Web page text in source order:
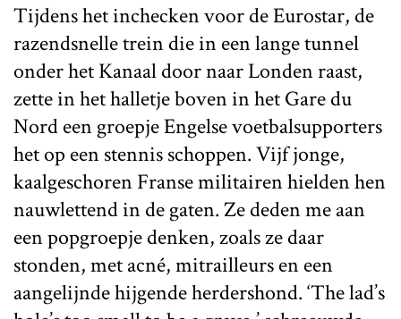
Tijdens het inchecken voor de Eurostar, de
razendsnelle trein die in een lange tunnel
onder het Kanaal door naar Londen raast,
zette in het halletje boven in het Gare du
Nord een groepje Engelse voetbalsupporters
het op een stennis schoppen. Vijf jonge,
kaalgeschoren Franse militairen hielden hen
nauwlettend in de gaten. Ze deden me aan
een popgroepje denken, zoals ze daar
stonden, met acné, mitrailleurs en een
aangelijnde hijgende herdershond. ‘The lad’s